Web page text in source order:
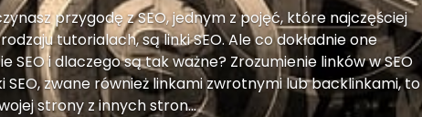
przygodę z SEO, jednym z pojęć, które najczęściej
tutorialach, są linki SEO. Ale co dokładnie one
SEO i dlaczego są tak ważne? Zrozumienie linków w SEO
SEO, zwane również linkami zwrotnymi lub backlinkami, to
strony z innych stron...